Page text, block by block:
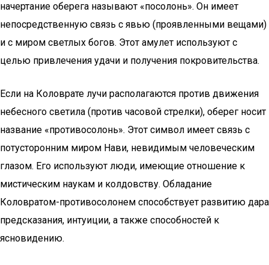
начертание оберега называют «посолонь». Он имеет
непосредственную связь с явью (проявленными вещами)
и с миром светлых богов. Этот амулет используют с
целью привлечения удачи и получения покровительства.
Если на Коловрате лучи располагаются против движения
небесного светила (против часовой стрелки), оберег носит
название «противосолонь». Этот символ имеет связь с
потусторонним миром Нави, невидимым человеческим
глазом. Его используют люди, имеющие отношение к
мистическим наукам и колдовству. Обладание
Коловратом-противосолонем способствует развитию дара
предсказания, интуиции, а также способностей к
ясновидению.